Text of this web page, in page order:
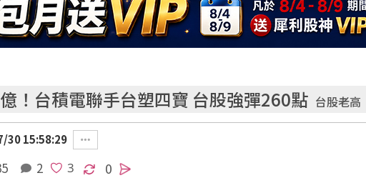
！台積電聯手台塑四寶 台股強彈260點 台股老高
30 15:58:29
2 0